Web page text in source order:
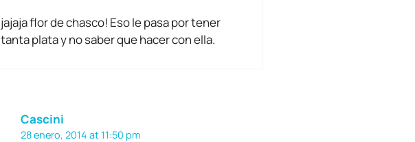
jajaja flor de chasco! Eso le pasa por tener
tanta plata y no saber que hacer con ella.
Cascini
28 enero, 2014 at 11:50 pm